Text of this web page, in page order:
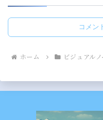
コメン
ホーム ビジュアル